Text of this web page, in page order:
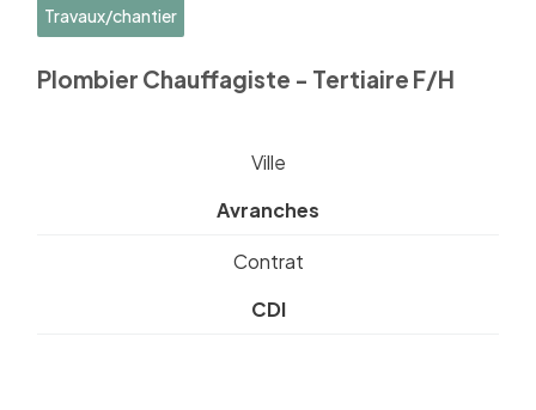
Travaux/chantier
Plombier Chauffagiste - Tertiaire F/H
Ville
Avranches
Contrat
CDI